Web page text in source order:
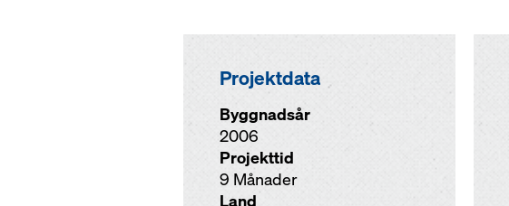
Projektdata
Byggnadsår
2006
Projekttid
9 Månader
Land